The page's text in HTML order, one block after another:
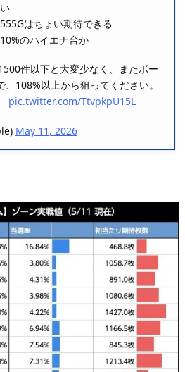
はちょい期待できる
のハイエナ台か
件以下と大変少なく、またボー
108%以上から狙ってください。
pic.twitter.com/TtvpkpU15L
May 11, 2026